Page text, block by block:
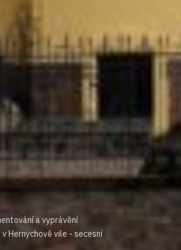
a vyprávění
Hernychově vile - secesní